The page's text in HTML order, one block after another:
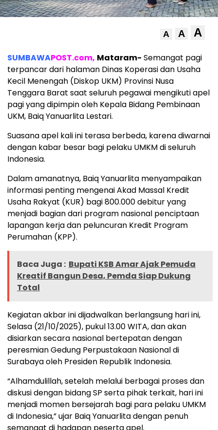
A A A
SUMBAWAPOST.com, Mataram- Semangat pagi
terpancar dari halaman Dinas Koperasi dan Usaha
Kecil Menengah (Diskop UKM) Provinsi Nusa
Tenggara Barat saat seluruh pegawai mengikuti apel
pagi yang dipimpin oleh Kepala Bidang Pembinaan
UKM, Baiq Yanuarlita Lestari.
Suasana apel kali ini terasa berbeda, karena diwarnai
dengan kabar besar bagi pelaku UMKM di seluruh
Indonesia.
Dalam amanatnya, Baiq Yanuarlita menyampaikan
informasi penting mengenai Akad Massal Kredit
Usaha Rakyat (KUR) bagi 800.000 debitur yang
menjadi bagian dari program nasional penciptaan
lapangan kerja dan peluncuran Kredit Program
Perumahan (KPP).
Baca Juga : Bupati KSB Amar Ajak Pemuda
Kreatif Bangun Desa, Pemda Siap Dukung
Total
Kegiatan akbar ini dijadwalkan berlangsung hari ini,
Selasa (21/10/2025), pukul 13.00 WITA, dan akan
disiarkan secara nasional bertepatan dengan
peresmian Gedung Perpustakaan Nasional di
Surabaya oleh Presiden Republik Indonesia.
“Alhamdulillah, setelah melalui berbagai proses dan
diskusi dengan bidang SP serta pihak terkait, hari ini
menjadi momen bersejarah bagi para pelaku UMKM
di Indonesia,” ujar Baiq Yanuarlita dengan penuh